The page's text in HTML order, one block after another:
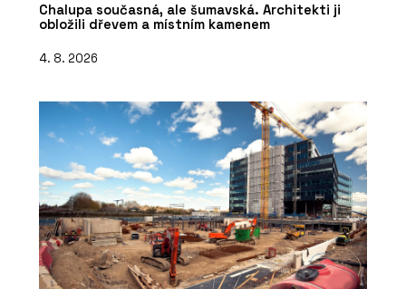
Chalupa současná, ale šumavská. Architekti ji
obložili dřevem a místním kamenem
4. 8. 2026